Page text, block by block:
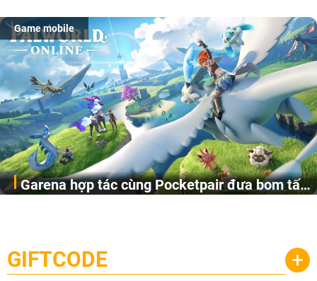
Game mobile
Garena hợp tác cùng Pocketpair đưa bom tấn
cầu, theo giấy phép chính thức từ công ty game Nhật Bản
Pocketpair, Inc.
GIFTCODE +